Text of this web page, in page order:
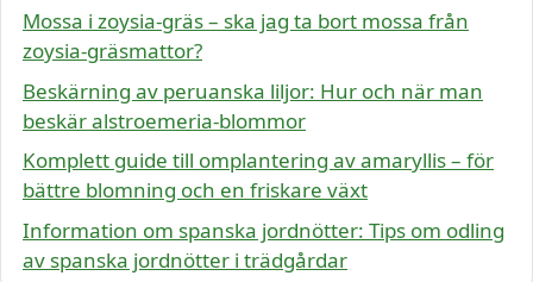
Mossa i zoysia-gräs – ska jag ta bort mossa från
zoysia-gräsmattor?
Beskärning av peruanska liljor: Hur och när man
beskär alstroemeria-blommor
Komplett guide till omplantering av amaryllis – för
bättre blomning och en friskare växt
Information om spanska jordnötter: Tips om odling
av spanska jordnötter i trädgårdar